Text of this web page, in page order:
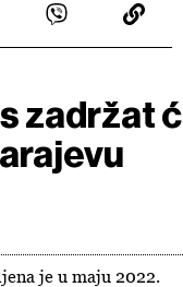
zadržat
je u maju 2022.